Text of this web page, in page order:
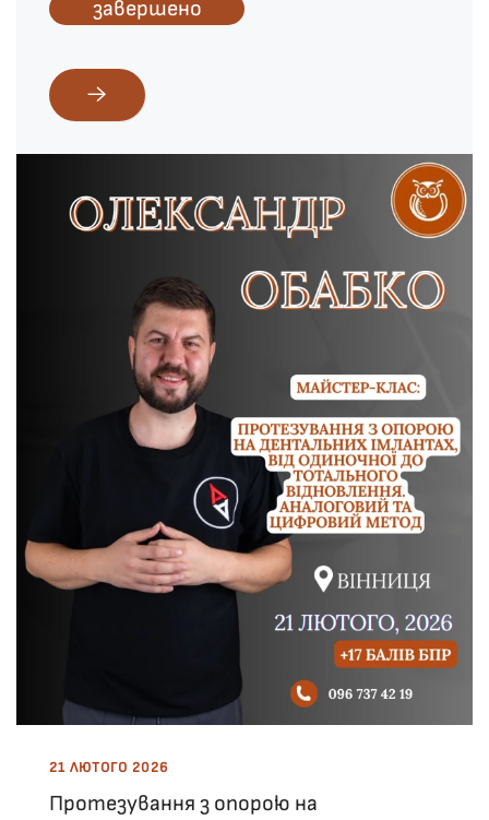
завершено
21 ЛЮТОГО 2026
Протезування з опорою на